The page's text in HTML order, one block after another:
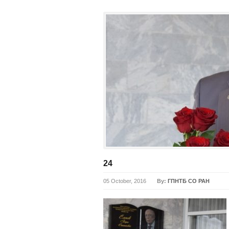
24
05 October, 2016 By: ГПНТБ СО РАН